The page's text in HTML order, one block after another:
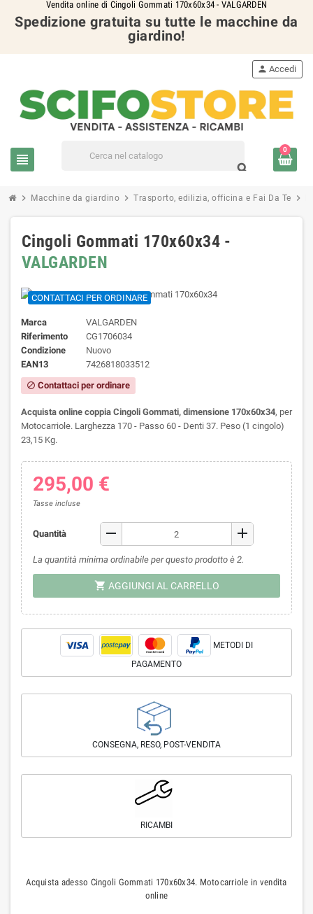
Vendita online di Cingoli Gommati 170x60x34 - VALGARDEN
Spedizione gratuita su tutte le macchine da
giardino!
view_headline
search
person Accedi
0
chevron_right Macchine da giardino chevron_right Trasporto, edilizia, officina e Fai Da Te chevron_right
Cingoli Gommati 170x60x34 -
VALGARDEN
CONTATTACI PER ORDINARE
Marca
VALGARDEN
Riferimento
CG1706034
Condizione
Nuovo
EAN13
7426818033512
block Contattaci per ordinare
Acquista online coppia Cingoli Gommati, dimensione 170x60x34, per
Motocarriole. Larghezza 170 - Passo 60 - Denti 37. Peso (1 cingolo)
23,15 Kg.
295,00 €
Tasse incluse
Quantità remove add
La quantità minima ordinabile per questo prodotto è 2.
shopping_cart AGGIUNGI AL CARRELLO
METODI DI
PAGAMENTO
CONSEGNA, RESO, POST-VENDITA
RICAMBI
Acquista adesso Cingoli Gommati 170x60x34. Motocarriole in vendita
online